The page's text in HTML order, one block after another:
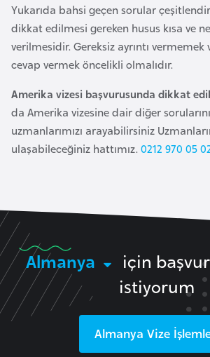
Yukarıda bahsi geçen sorular
dikkat edilmesi gereken husus kısa ve
verilmesidir. Gereksiz ayrıntı
cevap vermek öncelikli olmalıdır.
Amerika vizesi başvurusunda dikkat
da Amerika vizesine dair diğer
uzmanlarımızı arayabilirsiniz
ulaşabileceğiniz hattımız. 0212 970 05
Almanya
için
istiyorum
Almanya Vize
s
t
a
n
B
k
a
F
a
s
o